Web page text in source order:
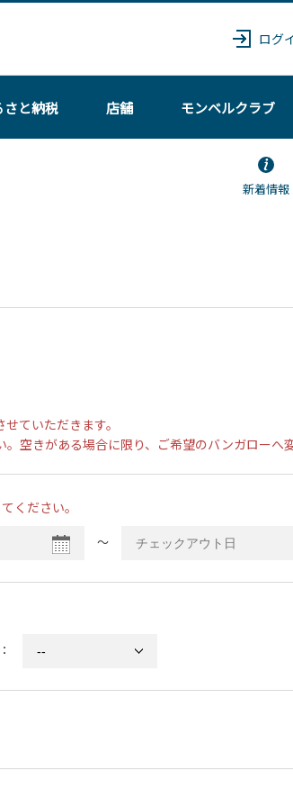
ログ
さと納税 店舗 モンベルクラブ
新着情報
ていただきます。
空きがある場合に限り、ご希望のバンガローへ
ください。
〜
：